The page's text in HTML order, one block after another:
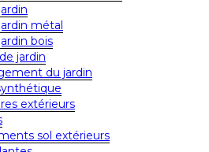
métal
bois
jardin
du jardin
extérieurs
sol extérieurs